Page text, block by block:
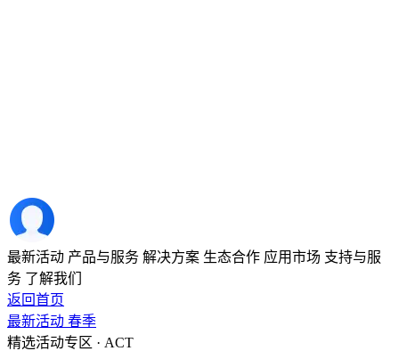
最新活动 产品与服务 解决方案 生态合作 应用市场 支持与服
务 了解我们
返回首页
最新活动 春季
精选活动专区 · ACT